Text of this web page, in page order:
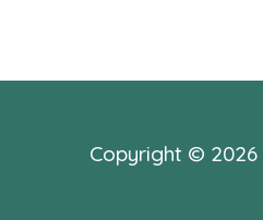
Copyright © 2026